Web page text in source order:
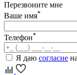
Перезвоните мне
Ваше имя*
Телефон*
Я даю согласие